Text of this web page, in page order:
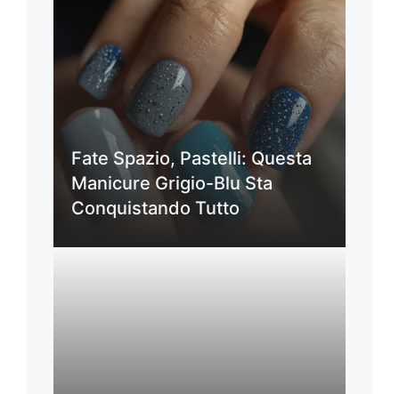
Fate Spazio, Pastelli: Questa
Manicure Grigio-Blu Sta
Conquistando Tutto